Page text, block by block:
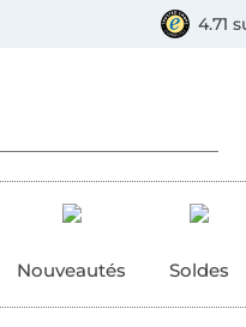
4.71
Nouveautés Soldes
Virement, Bancontact